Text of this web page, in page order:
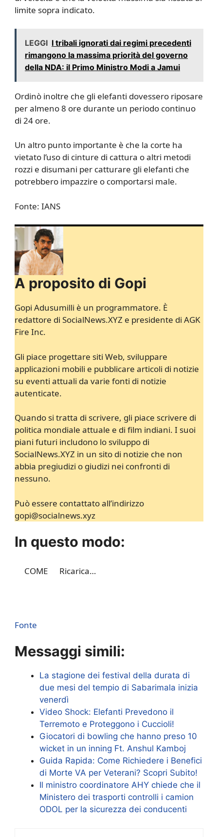
limite sopra indicato.
LEGGI I tribali ignorati dai regimi precedenti
rimangono la massima priorità del governo
della NDA: il Primo Ministro Modi a Jamui
Ordinò inoltre che gli elefanti dovessero riposare
per almeno 8 ore durante un periodo continuo
di 24 ore.
Un altro punto importante è che la corte ha
vietato l’uso di cinture di cattura o altri metodi
rozzi e disumani per catturare gli elefanti che
potrebbero impazzire o comportarsi male.
Fonte: IANS
A proposito di Gopi
Gopi Adusumilli è un programmatore. È
redattore di SocialNews.XYZ e presidente di AGK
Fire Inc.
Gli piace progettare siti Web, sviluppare
applicazioni mobili e pubblicare articoli di notizie
su eventi attuali da varie fonti di notizie
autenticate.
Quando si tratta di scrivere, gli piace scrivere di
politica mondiale attuale e di film indiani. I suoi
piani futuri includono lo sviluppo di
SocialNews.XYZ in un sito di notizie che non
abbia pregiudizi o giudizi nei confronti di
nessuno.
Può essere contattato all’indirizzo
gopi@socialnews.xyz
In questo modo:
COME Ricarica…
Fonte
Messaggi simili:
La stagione dei festival della durata di
due mesi del tempio di Sabarimala inizia
venerdì
Video Shock: Elefanti Prevedono il
Terremoto e Proteggono i Cuccioli!
Giocatori di bowling che hanno preso 10
wicket in un inning Ft. Anshul Kamboj
Guida Rapida: Come Richiedere i Benefici
di Morte VA per Veterani? Scopri Subito!
Il ministro coordinatore AHY chiede che il
Ministero dei trasporti controlli i camion
ODOL per la sicurezza dei conducenti